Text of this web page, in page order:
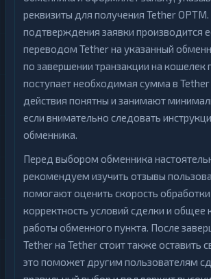
реквизиты для получения Tether
подтверждения заявки производится
переводом Tether на указанный
по завершении транзакции на кошелек
поступает необходимая сумма в Tether
действия понятны и занимают
если внимательно следовать
обменника.
Перед выбором обменника
рекомендуем изучить отзывы
помогают оценить скорость обработки
корректность условий сделки и общее
работы обменного пункта. После
Tether на Tether стоит также оставить
это поможет другим пользователям